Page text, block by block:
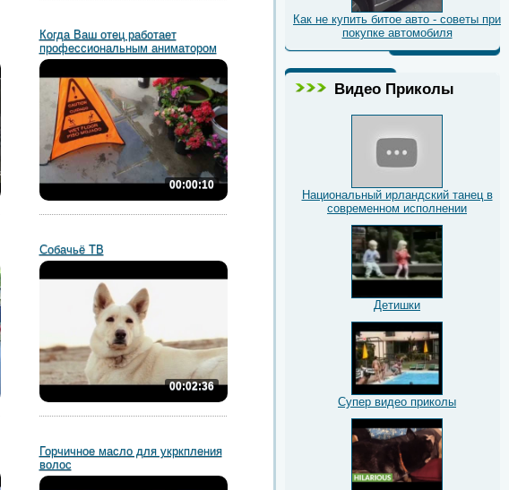
Когда Ваш отец работает
профессиональным аниматором
00:00:10
Собачьё ТВ
00:02:36
Горчичное масло для укркпления
волос
Как не купить битое авто - советы при
покупке автомобиля
Видео Приколы
Национальный ирландский танец в
современном исполнении
Детишки
Супер видео приколы